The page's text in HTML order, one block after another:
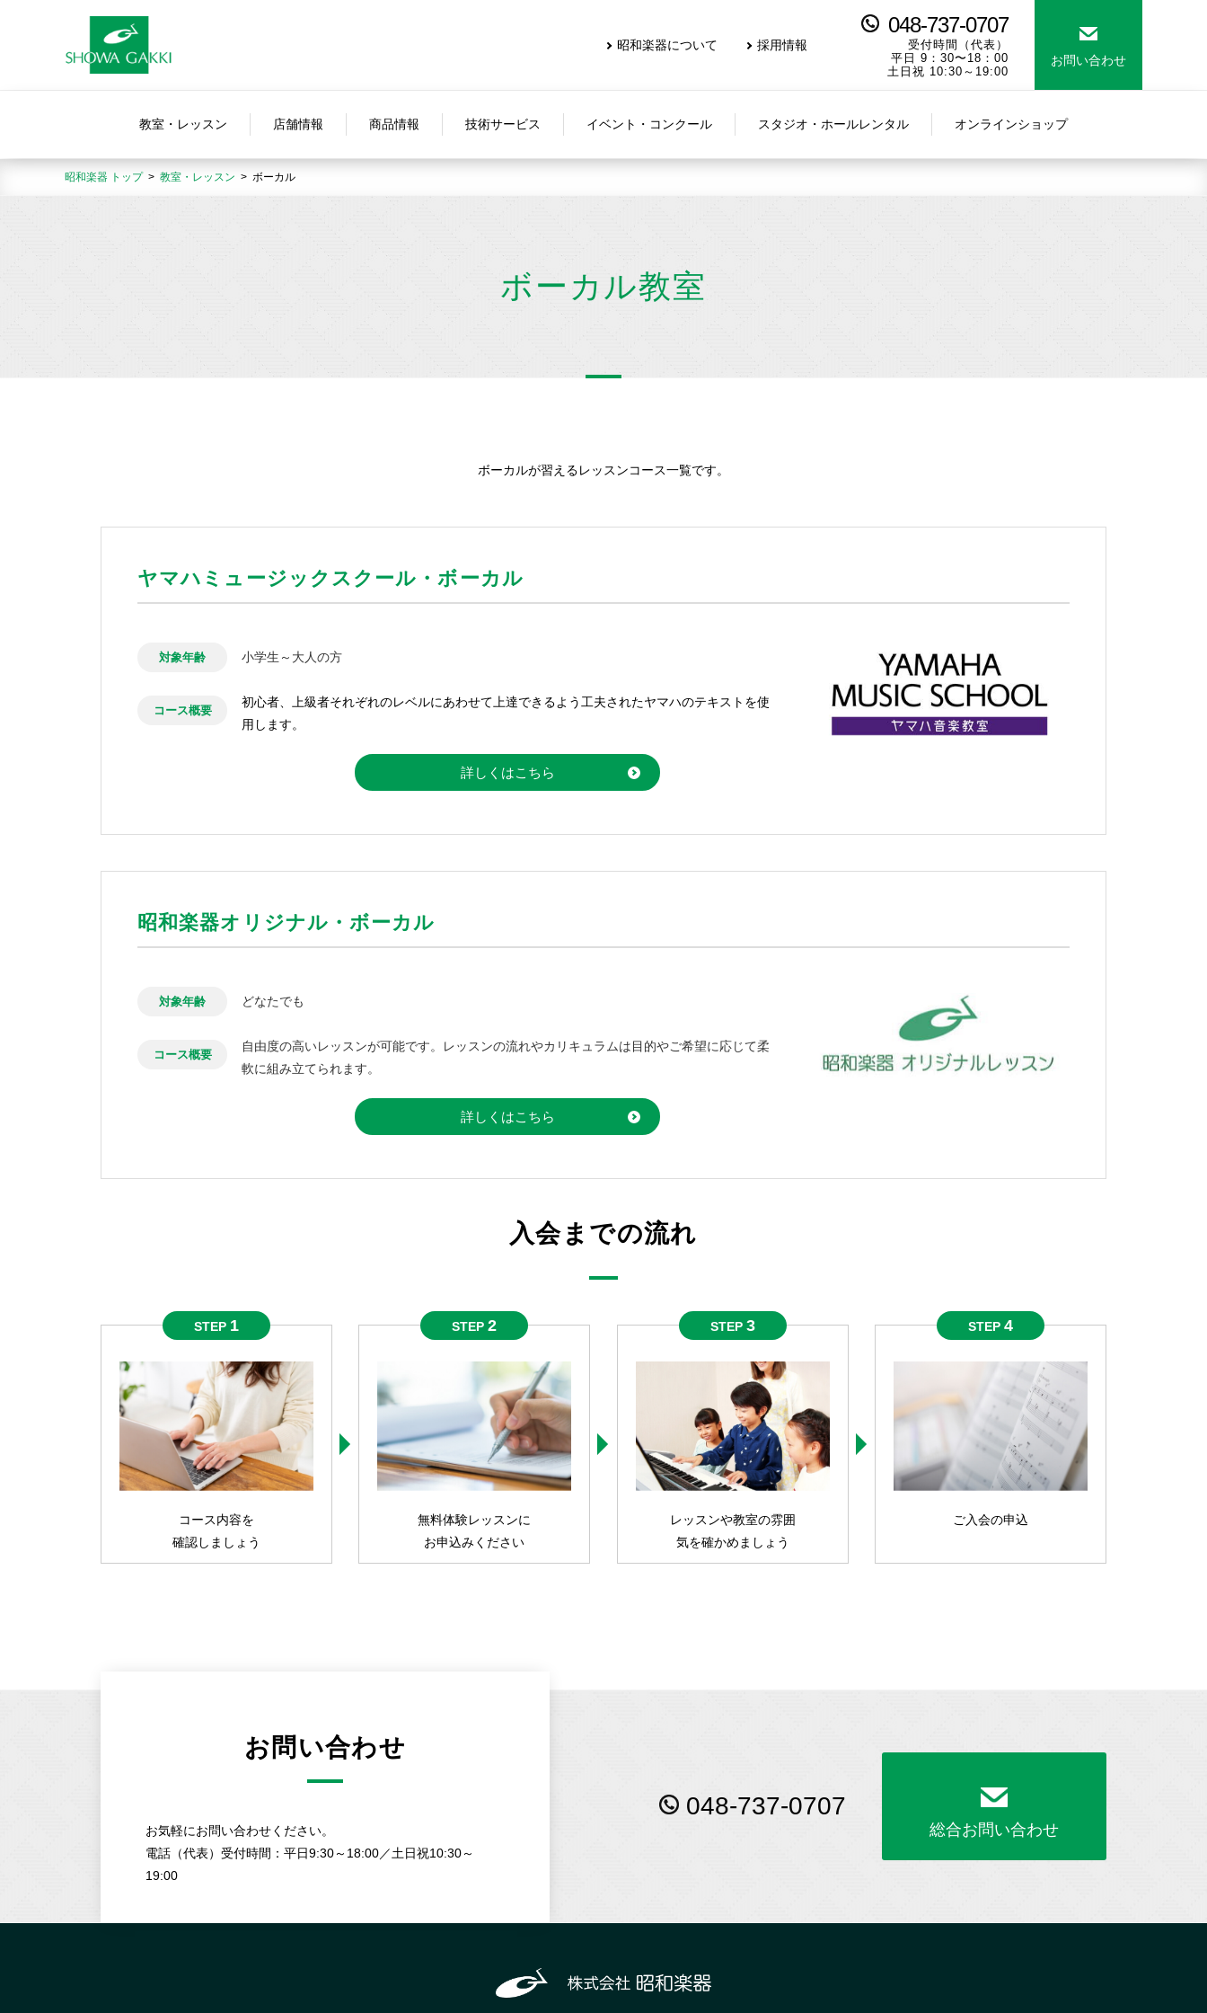
昭和楽器について 採用情報
048-737-0707
受付時間（代表）
平日 9：30〜18：00
土日祝 10:30～19:00
お問い合わせ
教室・レッスン 店舗情報 商品情報 技術サービス イベント・コンクール スタジオ・ホールレンタル オンラインショップ
昭和楽器 トップ 教室・レッスン ボーカル
ボーカル教室
ボーカルが習えるレッスンコース一覧です。
ヤマハミュージックスクール・ボーカル
対象年齢 小学生～大人の方
コース概要
初心者、上級者それぞれのレベルにあわせて上達できるよう工夫されたヤマハのテキストを使
用します。
詳しくはこちら
昭和楽器オリジナル・ボーカル
対象年齢 どなたでも
コース概要
自由度の高いレッスンが可能です。レッスンの流れやカリキュラムは目的やご希望に応じて柔
軟に組み立てられます。
詳しくはこちら
入会までの流れ
STEP 1
コース内容を
確認しましょう
STEP2
無料体験レッスンに
お申込みください
STEP 3
レッスンや教室の雰囲
気を確かめましょう
STEP4
ご入会の申込
お問い合わせ
お気軽にお問い合わせください。
電話（代表）受付時間：平日9:30～18:00／土日祝10:30～
19:00
048-737-0707
総合お問い合わせ